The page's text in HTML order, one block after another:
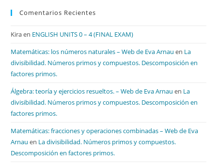
Comentarios Recientes
Kiraen ENGLISH UNITS 0 – 4 (FINAL EXAM)
Matemáticas: los números naturales – Web de Eva Arnau en La
divisibilidad. Números primos y compuestos. Descomposición en
factores primos.
Álgebra: teoría y ejercicios resueltos. – Web de Eva Arnau en La
divisibilidad. Números primos y compuestos. Descomposición en
factores primos.
Matemáticas: fracciones y operaciones combinadas – Web de Eva
Arnau en La divisibilidad. Números primos y compuestos.
Descomposición en factores primos.